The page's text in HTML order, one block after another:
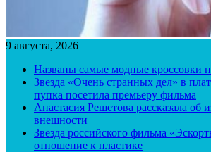
9 августа, 2026
Названы самые модные кроссовки
Звезда «Очень странных дел» в
пупка посетила премьеру фильма
Анастасия Решетова рассказала об
внешности
Звезда российского фильма
отношение к пластике